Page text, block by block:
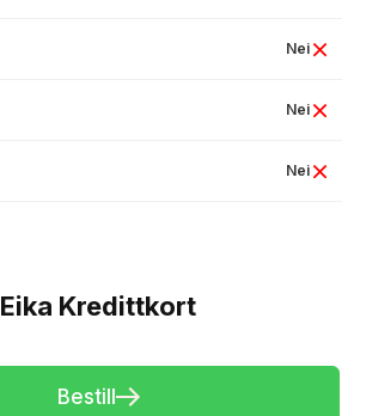
Nei
Nei
Nei
Eika Kredittkort
Bestill